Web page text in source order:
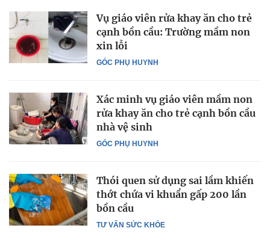
GÓC PHỤ HUYNH
Vụ giáo viên rửa khay ăn cho trẻ
cạnh bồn cầu: Trường mầm non
xin lỗi
GÓC PHỤ HUYNH
Xác minh vụ giáo viên mầm non
rửa khay ăn cho trẻ cạnh bồn cầu
nhà vệ sinh
TƯ VẤN SỨC KHỎE
Thói quen sử dụng sai lầm khiến
thớt chứa vi khuẩn gấp 200 lần
bồn cầu